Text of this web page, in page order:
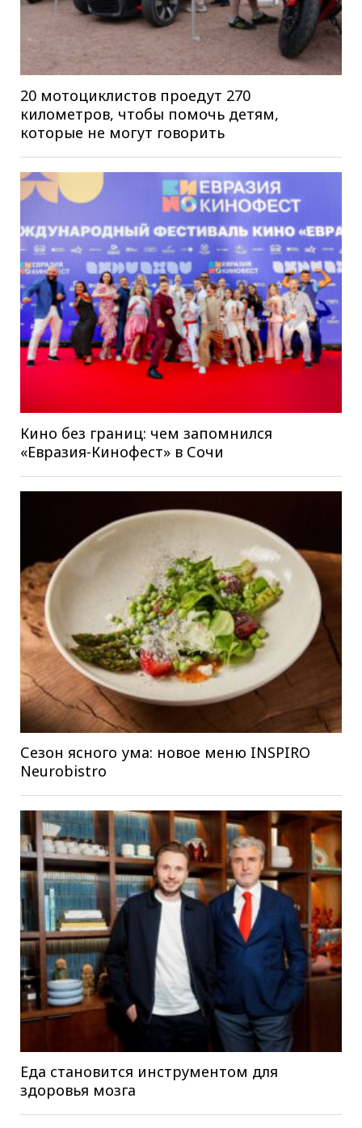
20 мотоциклистов проедут 270
километров, чтобы помочь детям,
которые не могут говорить
Кино без границ: чем запомнился
«Евразия-Кинофест» в Сочи
Сезон ясного ума: новое меню INSPIRO
Neurobistro
Еда становится инструментом для
здоровья мозга